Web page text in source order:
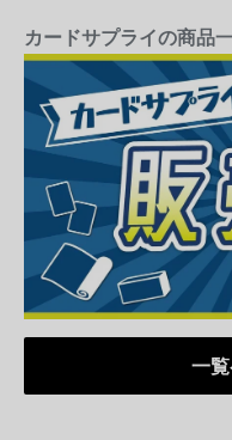
カードサプライの商品
一